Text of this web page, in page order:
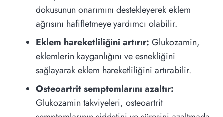
dokusunun onarımını destekleyerek eklem
ağrısını hafifletmeye yardımcı olabilir.
Eklem hareketliliğini artırır: Glukozamin,
eklemlerin kayganlığını ve esnekliğini
sağlayarak eklem hareketliliğini artırabilir.
Osteoartrit semptomlarını azaltır:
Glukozamin takviyeleri, osteoartrit